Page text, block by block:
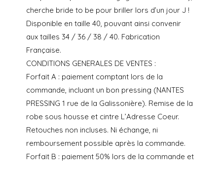
cherche bride to be pour briller lors d’un jour J !
Disponible en taille 40, pouvant ainsi convenir
aux tailles 34 / 36 / 38 / 40. Fabrication
Française.
CONDITIONS GENERALES DE VENTES :
Forfait A : paiement comptant lors de la
commande, incluant un bon pressing (NANTES
PRESSING 1 rue de la Galissonière). Remise de la
robe sous housse et cintre L’Adresse Coeur.
Retouches non incluses. Ni échange, ni
remboursement possible après la commande.
Forfait B : paiement 50% lors de la commande et